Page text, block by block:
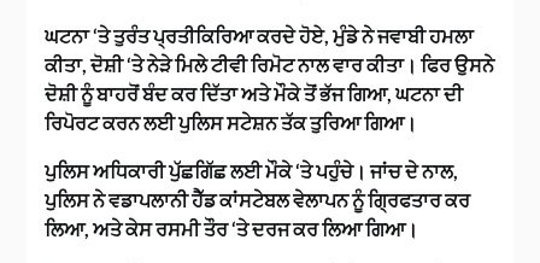
ਘਟਨਾ ‘ਤੇ ਤੁਰੰਤ ਪ੍ਰਤੀਕਿਰਿਆ ਕਰਦੇ ਹੋਏ, ਮੁੰਡੇ ਨੇ ਜਵਾਬੀ ਹਮਲਾ
ਕੀਤਾ, ਦੋਸ਼ੀ ‘ਤੇ ਨੇੜੇ ਮਿਲੇ ਟੀਵੀ ਰਿਮੋਟ ਨਾਲ ਵਾਰ ਕੀਤਾ। ਫਿਰ ਉਸਨੇ
ਦੋਸ਼ੀ ਨੂੰ ਬਾਹਰੋਂ ਬੰਦ ਕਰ ਦਿੱਤਾ ਅਤੇ ਮੌਕੇ ਤੋਂ ਭੱਜ ਗਿਆ, ਘਟਨਾ ਦੀ
ਰਿਪੋਰਟ ਕਰਨ ਲਈ ਪੁਲਿਸ ਸਟੇਸ਼ਨ ਤੱਕ ਤੁਰਿਆ ਗਿਆ।
ਪੁਲਿਸ ਅਧਿਕਾਰੀ ਪੁੱਛਗਿੱਛ ਲਈ ਮੌਕੇ ‘ਤੇ ਪਹੁੰਚੇ। ਜਾਂਚ ਦੇ ਨਾਲ,
ਪੁਲਿਸ ਨੇ ਵਡਾਪਲਾਨੀ ਹੈੱਡ ਕਾਂਸਟੇਬਲ ਵੇਲਾਪਨ ਨੂੰ ਗ੍ਰਿਫਤਾਰ ਕਰ
ਲਿਆ, ਅਤੇ ਕੇਸ ਰਸਮੀ ਤੌਰ ‘ਤੇ ਦਰਜ ਕਰ ਲਿਆ ਗਿਆ।